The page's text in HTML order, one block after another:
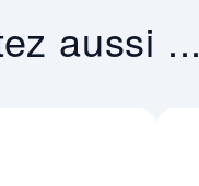
aussi ...